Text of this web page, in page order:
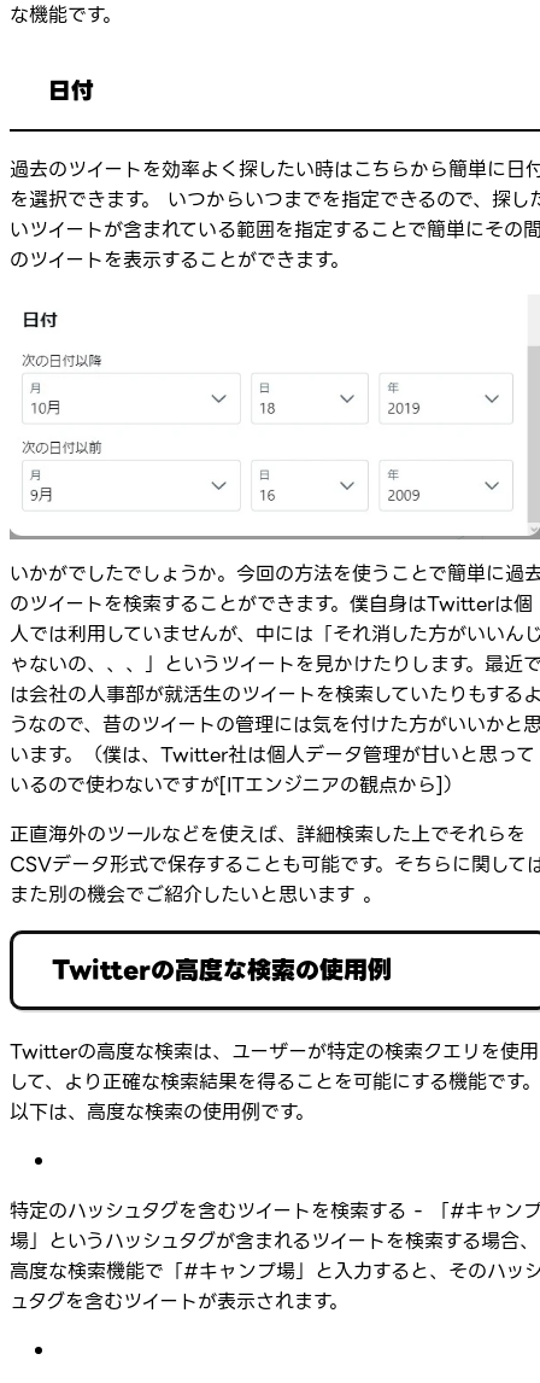
な機能です。
日付
過去のツイートを効率よく探したい時はこちらから簡単に日
を選択できます。 いつからいつまでを指定できるので、探し
いツイートが含まれている範囲を指定することで簡単にその
のツイートを表示することができます。
いかがでしたでしょうか。今回の方法を使うことで簡単に過
のツイートを検索することができます。僕自身はTwitterは個
人では利用していませんが、中には「それ消した方がいいん
ゃないの、、、」というツイートを見かけたりします。最近
は会社の人事部が就活生のツイートを検索していたりもする
うなので、昔のツイートの管理には気を付けた方がいいかと
います。（僕は、Twitter社は個人データ管理が甘いと思って
いるので使わないですが[ITエンジニアの観点から]）
正直海外のツールなどを使えば、詳細検索した上でそれらを
CSVデータ形式で保存することも可能です。そちらに関して
また別の機会でご紹介したいと思います 。
Twitterの高度な検索の使用例
Twitterの高度な検索は、ユーザーが特定の検索クエリを使用
して、より正確な検索結果を得ることを可能にする機能です。
以下は、高度な検索の使用例です。
特定のハッシュタグを含むツイートを検索する - 「#キャン
場」というハッシュタグが含まれるツイートを検索する場合、
高度な検索機能で「#キャンプ場」と入力すると、そのハッ
ュタグを含むツイートが表示されます。